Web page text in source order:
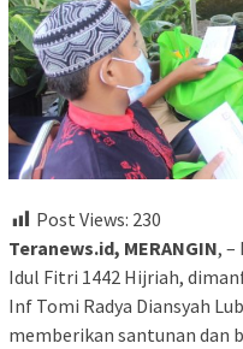
Post Views: 230
Teranews.id, MERANGIN, –
Idul Fitri 1442 Hijriah,
Inf Tomi Radya Diansyah
memberikan santunan dan